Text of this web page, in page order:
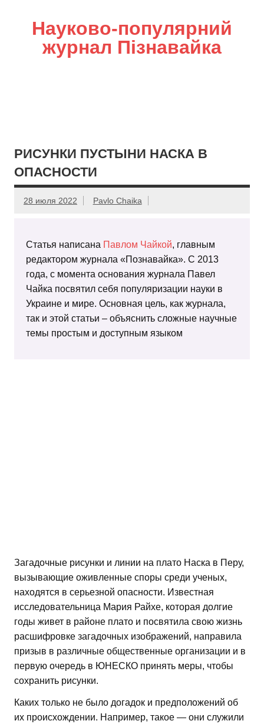
Науково-популярний
журнал Пізнавайка
РИСУНКИ ПУСТЫНИ НАСКА В
ОПАСНОСТИ
28 июля 2022 Pavlo Chaika
Статья написана Павлом Чайкой, главным
редактором журнала «Познавайка». С 2013
года, с момента основания журнала Павел
Чайка посвятил себя популяризации науки в
Украине и мире. Основная цель, как журнала,
так и этой статьи – объяснить сложные научные
темы простым и доступным языком
Загадочные рисунки и линии на плато Наска в Перу,
вызывающие оживленные споры среди ученых,
находятся в серьезной опасности. Известная
исследовательница Мария Райхе, которая долгие
годы живет в районе плато и посвятила свою жизнь
расшифровке загадочных изображений, направила
призыв в различные общественные организации и в
первую очередь в ЮНЕСКО принять меры, чтобы
сохранить рисунки.
Каких только не было догадок и предположений об
их происхождении. Например, такое — они служили